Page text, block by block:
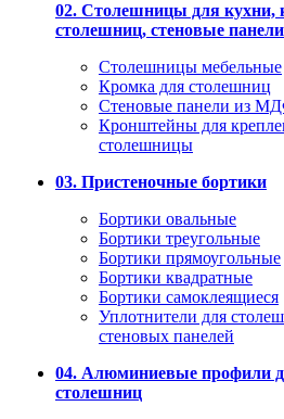
02. Столешницы для кухни,
столешниц, стеновые панели
Столешницы мебельные
Кромка для столешниц
Стеновые панели из
Кронштейны для
столешницы
03. Пристеночные бортики
Бортики овальные
Бортики треугольные
Бортики прямоугольные
Бортики квадратные
Бортики самоклеящиеся
Уплотнители для
стеновых панелей
04. Алюминиевые профили
столешниц